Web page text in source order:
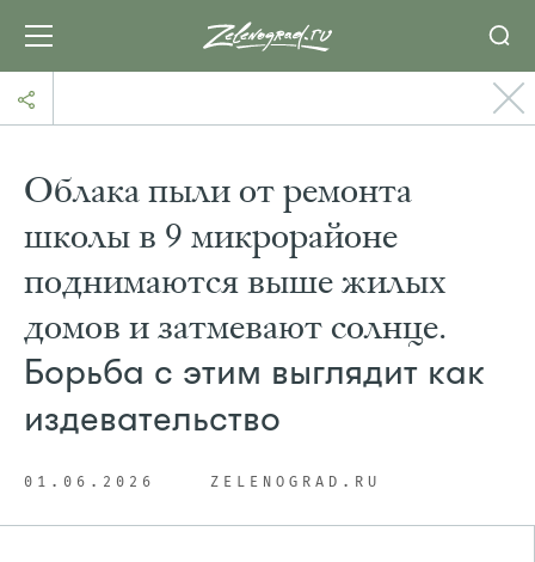
Облака пыли от ремонта
школы в 9 микрорайоне
поднимаются выше жилых
домов и затмевают солнце.
Борьба с этим выглядит как
издевательство
01.06.2026 ZELENOGRAD.RU